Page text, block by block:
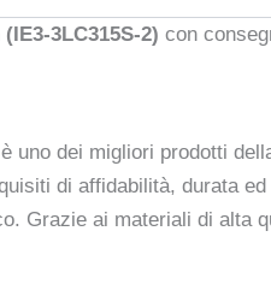
3LC315S-2) con
uno dei migliori prodotti
di affidabilità, durata
Grazie ai materiali di